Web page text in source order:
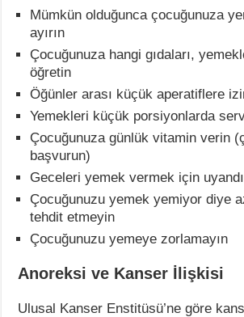
Mümkün olduğunca çocuğunuza
ayırın
Çocuğunuza hangi gıdaları,
öğretin
Öğünler arası küçük aperatiflere
Yemekleri küçük porsiyonlarda
Çocuğunuza günlük vitamin verin
başvurun)
Geceleri yemek vermek için
Çocuğunuzu yemek yemiyor diye
tehdit etmeyin
Çocuğunuzu yemeye zorlamayın
Anoreksi ve Kanser İlişkisi
Ulusal Kanser Enstitüsü’ne göre